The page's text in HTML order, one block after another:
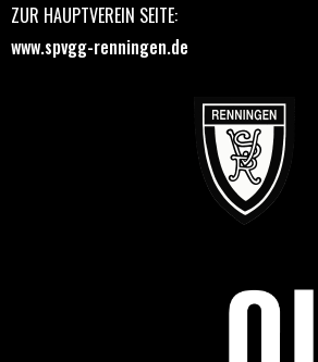
ZUR HAUPTVEREIN SEITE:
www.spvgg-renningen.de